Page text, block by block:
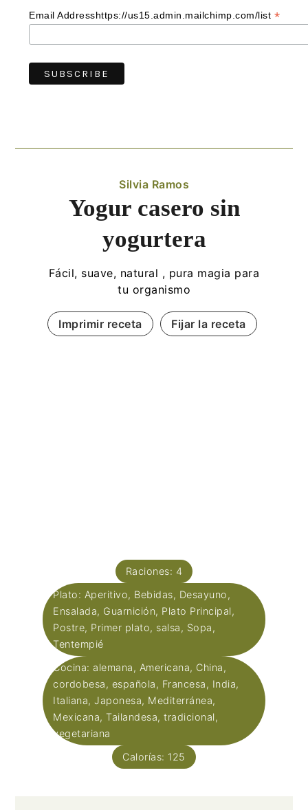
Email Addresshttps://us15.admin.mailchimp.com/list *
Silvia Ramos
Yogur casero sin
yogurtera
Fácil, suave, natural , pura magia para
tu organismo
Imprimir receta Fijar la receta
Raciones: 4
Plato: Aperitivo, Bebidas, Desayuno,
Ensalada, Guarnición, Plato Principal,
Postre, Primer plato, salsa, Sopa,
Tentempié
Cocina: alemana, Americana, China,
cordobesa, española, Francesa, India,
Italiana, Japonesa, Mediterránea,
Mexicana, Tailandesa, tradicional,
vegetariana
Calorías: 125